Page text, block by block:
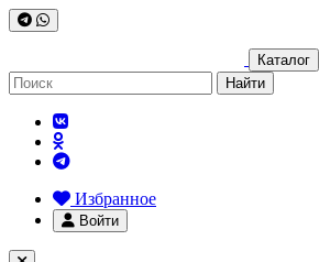
Каталог
Найти
Избранное
Войти